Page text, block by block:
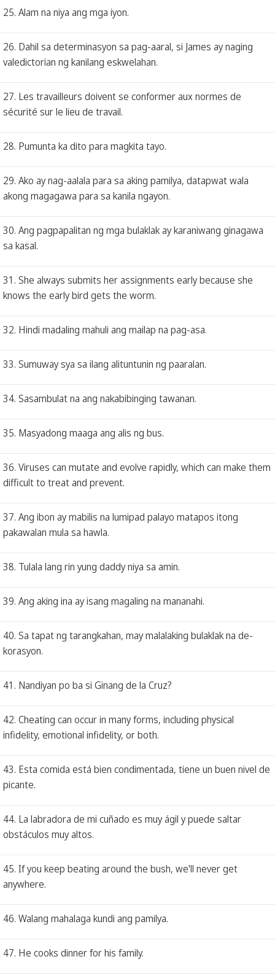
25. Alam na niya ang mga iyon.
26. Dahil sa determinasyon sa pag-aaral, si James ay naging
valedictorian ng kanilang eskwelahan.
27. Les travailleurs doivent se conformer aux normes de
sécurité sur le lieu de travail.
28. Pumunta ka dito para magkita tayo.
29. Ako ay nag-aalala para sa aking pamilya, datapwat wala
akong magagawa para sa kanila ngayon.
30. Ang pagpapalitan ng mga bulaklak ay karaniwang ginagawa
sa kasal.
31. She always submits her assignments early because she
knows the early bird gets the worm.
32. Hindi madaling mahuli ang mailap na pag-asa.
33. Sumuway sya sa ilang alituntunin ng paaralan.
34. Sasambulat na ang nakabibinging tawanan.
35. Masyadong maaga ang alis ng bus.
36. Viruses can mutate and evolve rapidly, which can make them
difficult to treat and prevent.
37. Ang ibon ay mabilis na lumipad palayo matapos itong
pakawalan mula sa hawla.
38. Tulala lang rin yung daddy niya sa amin.
39. Ang aking ina ay isang magaling na mananahi.
40. Sa tapat ng tarangkahan, may malalaking bulaklak na de-
korasyon.
41. Nandiyan po ba si Ginang de la Cruz?
42. Cheating can occur in many forms, including physical
infidelity, emotional infidelity, or both.
43. Esta comida está bien condimentada, tiene un buen nivel de
picante.
44. La labradora de mi cuñado es muy ágil y puede saltar
obstáculos muy altos.
45. If you keep beating around the bush, we'll never get
anywhere.
46. Walang mahalaga kundi ang pamilya.
47. He cooks dinner for his family.